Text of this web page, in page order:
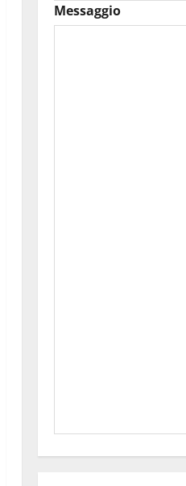
Messaggio